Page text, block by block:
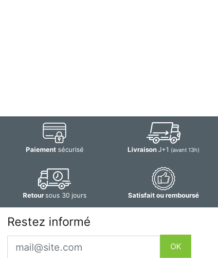
Paiementsécurisé LivraisonJ+1 (avant 13h)
Retoursous 30 jours Satisfait ou remboursé
Restez informé
Email
OK